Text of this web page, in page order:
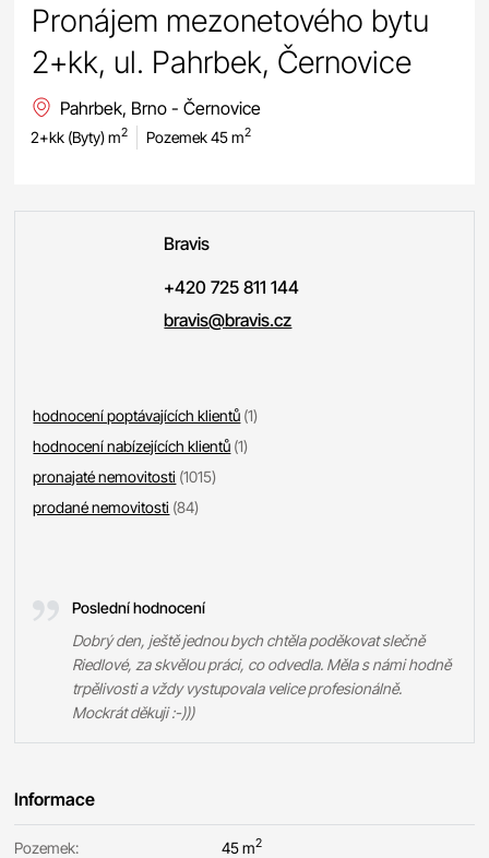
Pronájem mezonetového bytu
2+kk, ul. Pahrbek, Černovice
Pahrbek, Brno - Černovice
2+kk (Byty) m2 Pozemek 45 m2
Bravis
+420 725 811 144
bravis@bravis.cz
hodnocení poptávajících klientů (1)
hodnocení nabízejících klientů (1)
pronajaté nemovitosti (1015)
prodané nemovitosti (84)
Poslední hodnocení
Dobrý den, ještě jednou bych chtěla poděkovat slečně
Riedlové, za skvělou práci, co odvedla. Měla s námi hodně
trpělivosti a vždy vystupovala velice profesionálně.
Mockrát děkuji :-)))
Informace
Pozemek: 45 m2